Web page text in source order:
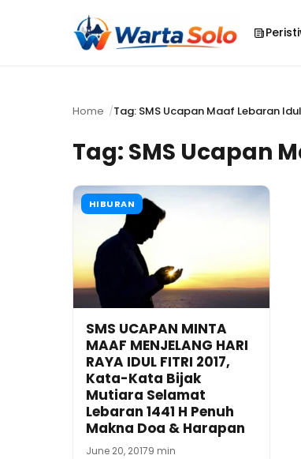
Home Tag: SMS Ucapan Maaf Lebaran
Tag: SMS Ucapan
HIBURAN
SMS UCAPAN MINTA
MAAF MENJELANG HARI
RAYA IDUL FITRI 2017,
Kata-Kata Bijak
Mutiara Selamat
Lebaran 1441 H Penuh
Makna Doa & Harapan
June 20, 20179 min